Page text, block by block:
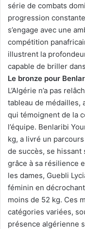
série de combats
progression
s’engage avec une
compétition
illustrent la
capable de briller
Le bronze pour
L’Algérie n’a pas
tableau de médailles,
qui témoignent de la
l’équipe. Benlaribi
kg, a livré un
de succès, se hissant
grâce à sa résilience
les dames, Guebli
féminin en
moins de 52 kg. Ces
catégories variées,
présence algérienne